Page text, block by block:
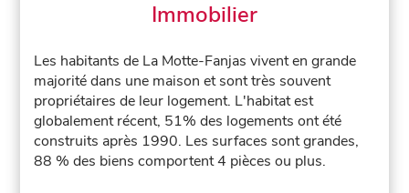
Immobilier
Les habitants de La Motte-Fanjas vivent en grande
majorité dans une maison et sont très souvent
propriétaires de leur logement. L'habitat est
globalement récent, 51% des logements ont été
construits après 1990. Les surfaces sont grandes,
88 % des biens comportent 4 pièces ou plus.